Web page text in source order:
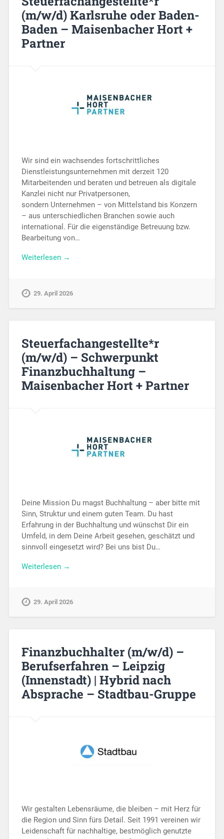
(m/w/d) Karlsruhe oder Baden-
Baden – Maisenbacher Hort +
Partner
Wir sind ein wachsendes fortschrittliches
Dienstleistungsunternehmen mit derzeit 120
Mitarbeitenden und beraten und betreuen als digitale
Kanzlei nicht nur Privatpersonen,
sondern Unternehmen – von Mittelstand bis Konzern
– aus unterschiedlichen Branchen sowie auch
international. Für die eigenständige Betreuung bzw.
Bearbeitung von…
Weiterlesen →
29. April 2026
Steuerfachangestellte*r
(m/w/d) – Schwerpunkt
Finanzbuchhaltung –
Maisenbacher Hort + Partner
Deine Mission Du magst Buchhaltung – aber bitte mit
Sinn, Struktur und einem guten Team. Du hast
Erfahrung in der Buchhaltung und wünschst Dir ein
Umfeld, in dem Deine Arbeit gesehen, geschätzt und
sinnvoll eingesetzt wird? Bei uns bist Du…
Weiterlesen →
29. April 2026
Finanzbuchhalter (m/w/d) –
Berufserfahren – Leipzig
(Innenstadt) | Hybrid nach
Absprache – Stadtbau-Gruppe
Wir gestalten Lebensräume, die bleiben – mit Herz für
die Region und Sinn fürs Detail. Seit 1991 vereinen wir
Leidenschaft für nachhaltige, bestmöglich genutzte